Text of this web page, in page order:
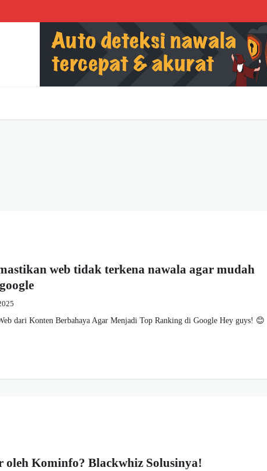
web tidak terkena nawala agar mudah
dari Konten Berbahaya Agar Menjadi Top Ranking di Google Hey guys! 😊
oleh Kominfo? Blackwhiz Solusinya!